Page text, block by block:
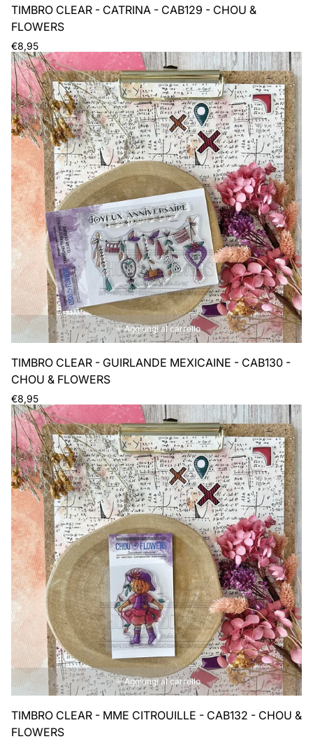
TIMBRO CLEAR - CATRINA - CAB129 - CHOU &
FLOWERS
Prezzo
normale
€8,95
Aggiungi al carrello
TIMBRO CLEAR - GUIRLANDE MEXICAINE - CAB130 -
CHOU & FLOWERS
Prezzo
normale
€8,95
Aggiungi al carrello
TIMBRO CLEAR - MME CITROUILLE - CAB132 - CHOU &
FLOWERS